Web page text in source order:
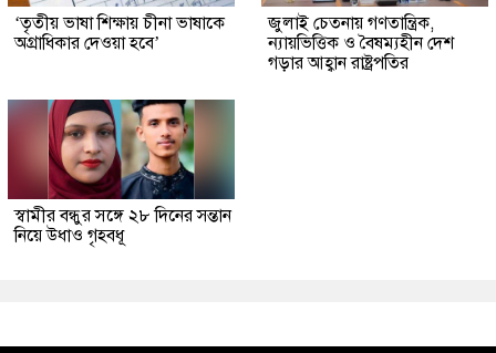
‘তৃতীয় ভাষা শিক্ষায় চীনা ভাষাকে
অগ্রাধিকার দেওয়া হবে’
জুলাই চেতনায় গণতান্ত্রিক,
ন্যায়ভিত্তিক ও বৈষম্যহীন দেশ
গড়ার আহ্বান রাষ্ট্রপতির
স্বামীর বন্ধুর সঙ্গে ২৮ দিনের সন্তান
নিয়ে উধাও গৃহবধূ